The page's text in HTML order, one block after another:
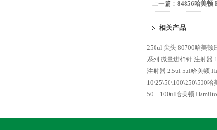
上一篇： 84856哈美顿
相关产品
250ul 尖头 80700哈美顿
系列 微量进样针 注射器
注射器 2.5ul 5ul哈美顿
10\25\50\100\250\500哈
50、100ul哈美顿